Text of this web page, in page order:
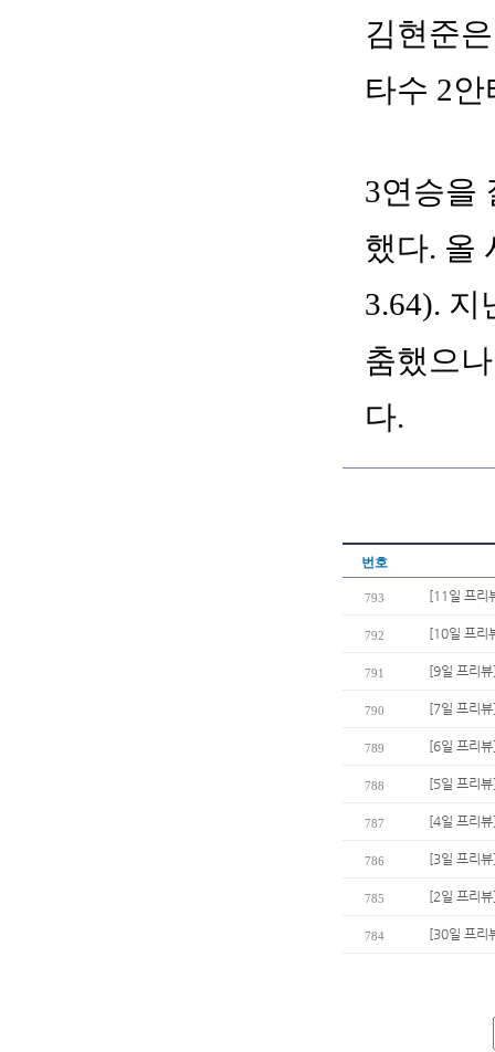
김현준
타수 2
3연승을
했다. 올
3.64). 지
춤했으나
다.
번호
793 [11일 프리
792 [10일 프리
791 [9일 프리
790 [7일 프리
789 [6일 프리
788 [5일 프리
787 [4일 프리
786 [3일 프리
785 [2일 프리
784 [30일 프리